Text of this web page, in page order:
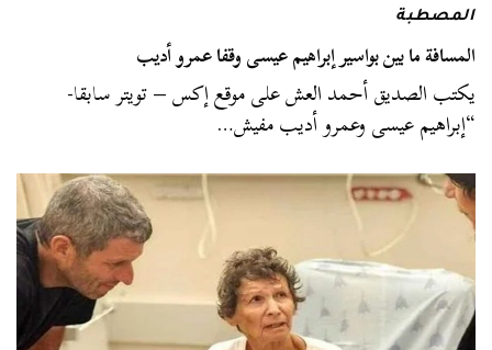
المصطبة
المسافة ما بين بواسير إبراهيم عيسى وقفا عمرو أديب
يكتب الصديق أحمد العش على موقع إكس – تويتر سابقا-
“إبراهيم عيسى وعمرو أديب مفيش…